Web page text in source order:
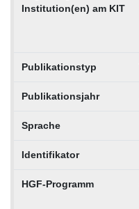
Institution(en) am KIT
Publikationstyp
Publikationsjahr
Sprache
Identifikator
HGF-Programm